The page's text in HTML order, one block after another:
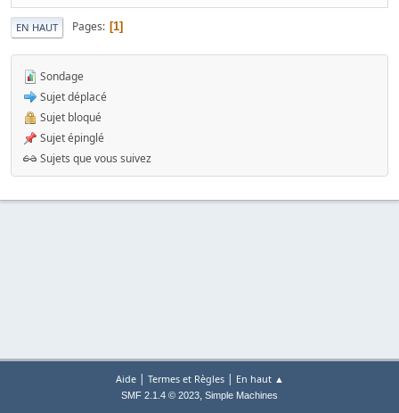
EN HAUT Pages 1
Sondage
Sujet déplacé
Sujet bloqué
Sujet épinglé
Sujets que vous suivez
Aide| Termes et Règles| En haut ▲
SMF 2.1.4 © 2023, Simple Machines